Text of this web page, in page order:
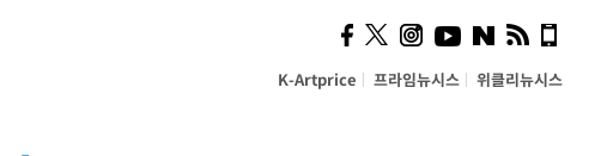
K-Artprice 프라임뉴시스 위클리뉴시스